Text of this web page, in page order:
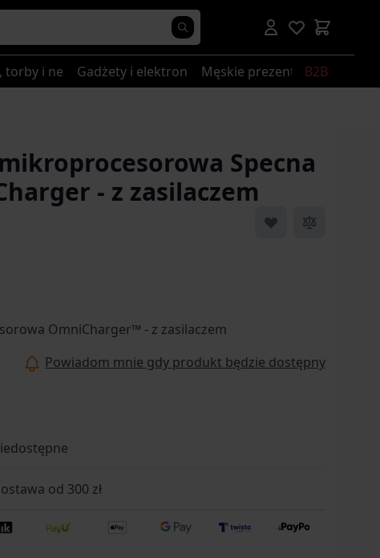
torby i nerkiGadżety i elektronikaMęskie prezenty B2B
Specna
- z zasilaczem
image
View larger imageView larger imageView larger image
OmniCharger™ - z zasilaczem
Powiadom mnie gdy produkt będzie dostępny
od 300 zł